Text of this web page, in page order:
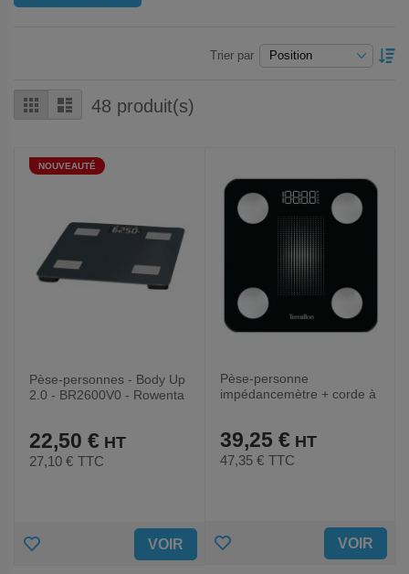
Grille Liste48 produit(s)
Trier par
NOUVEAUTÉ
Pèse-personnes - Body Up
2.0 - BR2600V0 - Rowenta
22,50 €
27,10 € TTC
AJOUTER VOIR
Pèse-personne
impédancemètre + corde à
39,25 €
47,35 € TTC
AJOUTER VOIR